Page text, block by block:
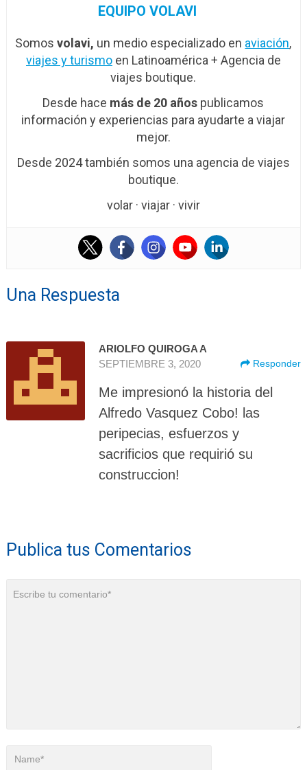
EQUIPO VOLAVI
Somosvolavi, un medio especializado en aviación,
viajes y turismoen Latinoamérica + Agencia de
viajes boutique.
Desde hace más de 20 años publicamos
información y experiencias para ayudarte a viajar
mejor.
Desde 2024 también somos una agencia de viajes
boutique.
volar · viajar · vivir
Una Respuesta
ARIOLFO QUIROGA A
SEPTIEMBRE 3, 2020
Responder
Me impresionó la historia del
Alfredo Vasquez Cobo! las
peripecias, esfuerzos y
sacrificios que requirió su
construccion!
Publica tus Comentarios